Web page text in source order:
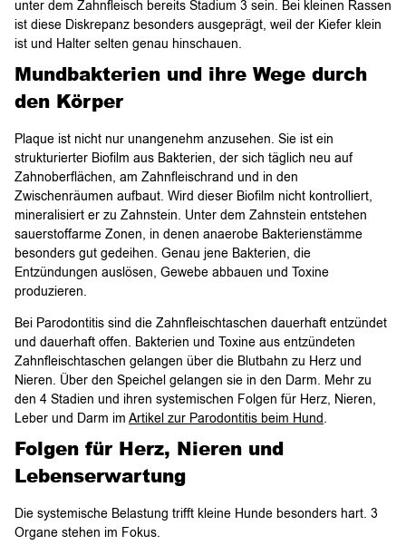
unter dem Zahnfleisch bereits Stadium 3 sein. Bei kleinen Rassen
ist diese Diskrepanz besonders ausgeprägt, weil der Kiefer klein
ist und Halter selten genau hinschauen.
Mundbakterien und ihre Wege durch
den Körper
Plaque ist nicht nur unangenehm anzusehen. Sie ist ein
strukturierter Biofilm aus Bakterien, der sich täglich neu auf
Zahnoberflächen, am Zahnfleischrand und in den
Zwischenräumen aufbaut. Wird dieser Biofilm nicht kontrolliert,
mineralisiert er zu Zahnstein. Unter dem Zahnstein entstehen
sauerstoffarme Zonen, in denen anaerobe Bakterienstämme
besonders gut gedeihen. Genau jene Bakterien, die
Entzündungen auslösen, Gewebe abbauen und Toxine
produzieren.
Bei Parodontitis sind die Zahnfleischtaschen dauerhaft entzündet
und dauerhaft offen. Bakterien und Toxine aus entzündeten
Zahnfleischtaschen gelangen über die Blutbahn zu Herz und
Nieren. Über den Speichel gelangen sie in den Darm. Mehr zu
den 4 Stadien und ihren systemischen Folgen für Herz, Nieren,
Leber und Darm im Artikel zur Parodontitis beim Hund.
Folgen für Herz, Nieren und
Lebenserwartung
Die systemische Belastung trifft kleine Hunde besonders hart. 3
Organe stehen im Fokus.